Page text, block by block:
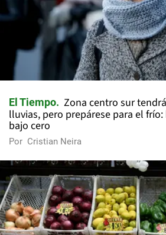
El Tiempo
Zona centro sur
lluvias, pero prepárese para el
bajo cero
Por Cristian Neira